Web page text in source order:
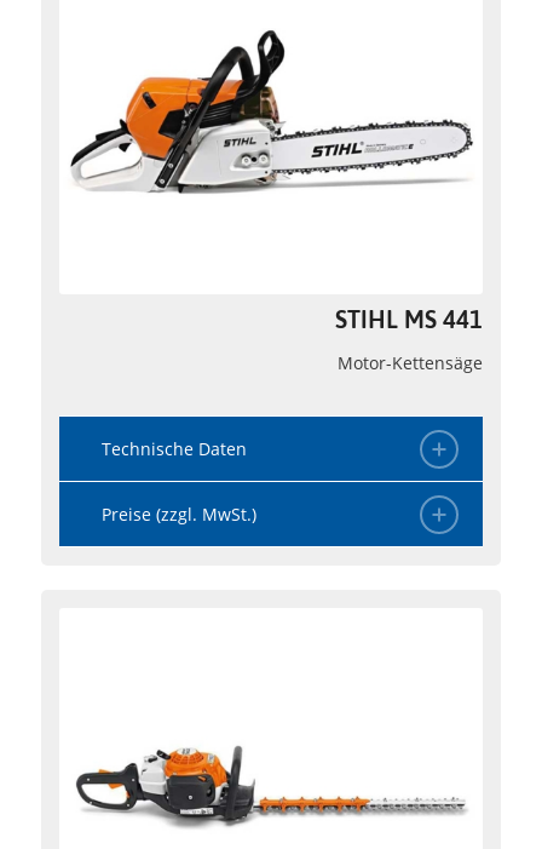
STIHL MS 441
Motor-Kettensäge
Technische Daten
Preise (zzgl. MwSt.)